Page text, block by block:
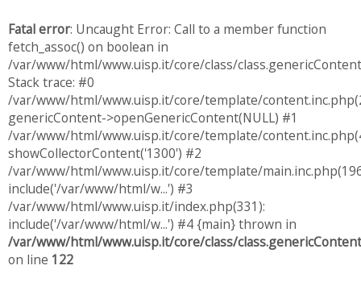
Fatal error: Uncaught Error: Call to a member function
fetch_assoc() on boolean in
/var/www/html/www.uisp.it/core/class/
Stack trace: #0
/var/www/html/www.uisp.it/core/template/
genericContent->openGenericContent(NULL) #1
/var/www/html/www.uisp.it/core/template/
showCollectorContent('1300') #2
/var/www/html/www.uisp.it/core/template/
include('/var/www/html/w...') #3
/var/www/html/www.uisp.it/index.php(331):
include('/var/www/html/w...') #4 {main} thrown in
/var/www/html/www.uisp.it/core/class/
on line 122